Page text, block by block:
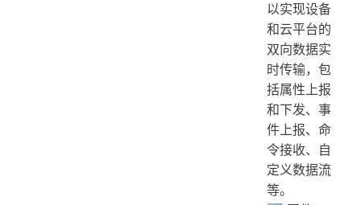
以实现设备
和云平台的
双向数据实
时传输，包
括属性上报
和下发、事
件上报、命
令接收、自
定义数据流
等。